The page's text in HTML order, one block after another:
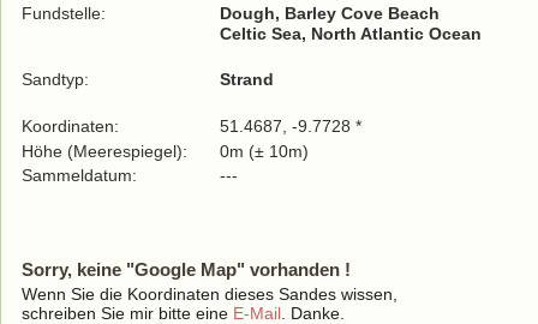
Fundstelle:
Dough, Barley Cove Beach
Celtic Sea, North Atlantic Ocean
Sandtyp: Strand
Koordinaten:
51.4687, -9.7728 *
Höhe (Meerespiegel):
0m (± 10m)
Sammeldatum:
---
Sorry, keine "Google Map" vorhanden !
Wenn Sie die Koordinaten dieses Sandes wissen,
schreiben Sie mir bitte eine E-Mail . Danke.